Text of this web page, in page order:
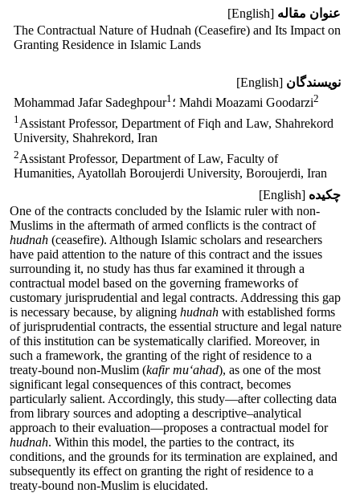
عنوان مقاله [English]
The Contractual Nature of Hudnah (Ceasefire) and Its Impact on
Granting Residence in Islamic Lands
نویسندگان [English]
Mohammad Jafar Sadeghpour1 ؛ Mahdi Moazami Goodarzi2
1 Assistant Professor, Department of Fiqh and Law, Shahrekord
University, Shahrekord, Iran
2Assistant Professor, Department of Law, Faculty of
Humanities, Ayatollah Boroujerdi University, Boroujerdi, Iran
چکیده [English]
One of the contracts concluded by the Islamic ruler with non-
Muslims in the aftermath of armed conflicts is the contract of
hudnah (ceasefire). Although Islamic scholars and researchers
have paid attention to the nature of this contract and the issues
surrounding it, no study has thus far examined it through a
contractual model based on the governing frameworks of
customary jurisprudential and legal contracts. Addressing this gap
is necessary because, by aligning hudnah with established forms
of jurisprudential contracts, the essential structure and legal nature
of this institution can be systematically clarified. Moreover, in
such a framework, the granting of the right of residence to a
treaty-bound non-Muslim (kafir mu‘ahad), as one of the most
significant legal consequences of this contract, becomes
particularly salient. Accordingly, this study—after collecting data
from library sources and adopting a descriptive–analytical
approach to their evaluation—proposes a contractual model for
hudnah. Within this model, the parties to the contract, its
conditions, and the grounds for its termination are explained, and
subsequently its effect on granting the right of residence to a
treaty-bound non-Muslim is elucidated.